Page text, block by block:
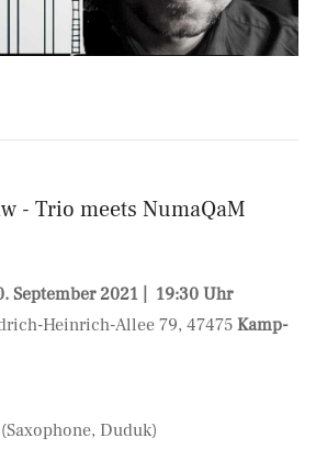
- Trio meets NumaQaM
September 2021 | 19:30 Uhr
Heinrich-Allee 79, 47475 Kamp-
Duduk)